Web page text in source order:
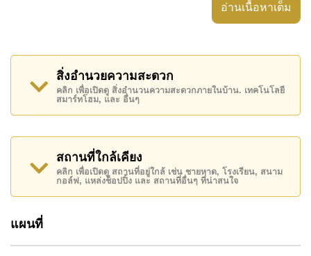
อสังหาริมทรัพย์นี้สามารถใช้ สระว่ายน้ำ ส่วนตัว ได้
กลาง ได้แก่ รักษาความปลอดภัย 24 ชั่วโมง, ทางเข้ามีไม้
สถานที่สำคัญใกล้ Narita Villa by Baan Mae ได้แก่: บิ๊กซี
พัทยาใต้, โลตัส & เอ้าท์เล็ทมอลล์ , ตลาดนัดเทพประสิทธิ์,
ตลาดน้ำสี่ภาคพัทยา , พัทยาคันทรีคลับ, สยามคันทรีคลับ
(สนามเก่า ไร่ ริมน้ำ และโรลลิ่งฮิลส์) , รพ.กรุงเทพจอม
เทียน
อสังหาริมทรัพย์นี้เปิดให้เช่าระยะยาวในราคา ฿ 85,000
บาทต่อเดือน
อ่านเนื้อหาเต็ม
สิ่งอำนวยความสะดวก
คลิก เพื่อเปิดดู สิ่งอำนวนความสะดวกภายในบ้าน. เทคโนโลยี
สมาร์ทโฮม, และ อื่นๆ
สถานที่ใกล้เคียง
คลิก เพื่อเปิดดู สถานที่อยู่ใกล้ เช่น ชายหาด, โรงเรียน, สนาม
กอล์ฟ, แหล่งช็อปปิ้ง และ สถานที่อื่นๆ ที่น่าสนใจ
แผนที่